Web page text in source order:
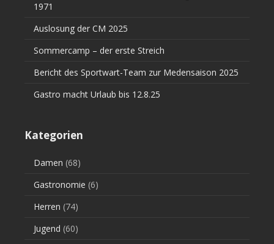
1971
Auslosung der CM 2025
Sommercamp – der erste Streich
Bericht des Sportwart-Team zur Medensaison 2025
Gastro macht Urlaub bis 12.8.25
Kategorien
Damen (68)
Gastronomie (6)
Herren (74)
Jugend (60)